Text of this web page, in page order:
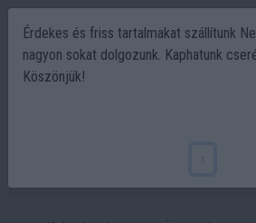
Érdekes és friss tartalmakat szállítunk
nagyon sokat dolgozunk. Kaphatunk
Köszönjük!